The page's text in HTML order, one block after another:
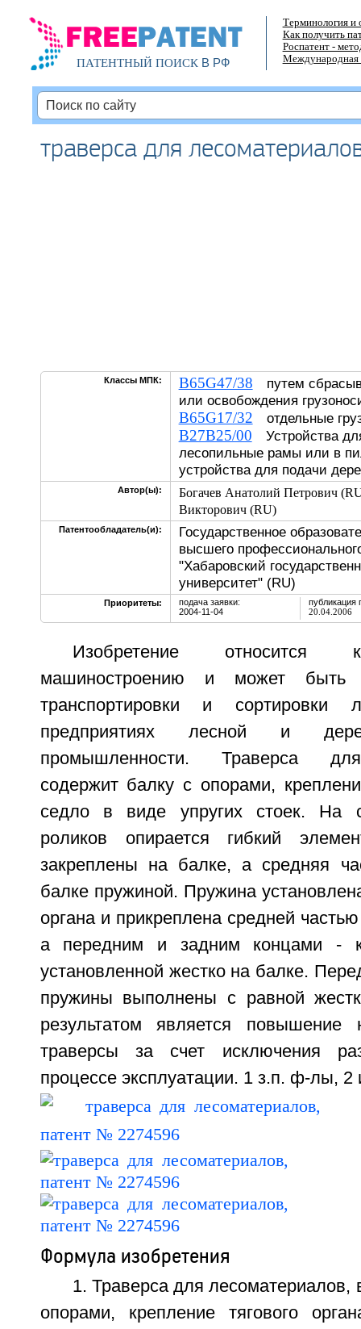
ПАТЕНТНЫЙ ПОИСКВ РФ
Терминология и
Как получить
Роспатент -
Международная
траверса для
Классы МПК: B65G47/38 путем
или освобождения
B65G17/32 отдельные
B27B25/00 Устройства
лесопильные рамы или в
устройства для подачи
Автор(ы):
Богачев Анатолий Петрович
Викторович (RU)
Патентообладатель(и):
Государственное
высшего
"Хабаровский
университет" (RU)
Приоритеты:
подача заявки:
2004-11-04
публикация
20.04.2006
Изобретение относится
машиностроению и может быть
транспортировки и сортировки
предприятиях лесной и
промышленности. Траверса
содержит балку с опорами,
седло в виде упругих стоек. На
роликов опирается гибкий
закреплены на балке, а средняя
балке пружиной. Пружина
органа и прикреплена средней
а передним и задним концами -
установленной жестко на балке.
пружины выполнены с равной
результатом является повышение
траверсы за счет исключения
процессе эксплуатации. 1 з.п. ф-лы, 2
Формула изобретения
1. Траверса для
опорами, крепление тягового